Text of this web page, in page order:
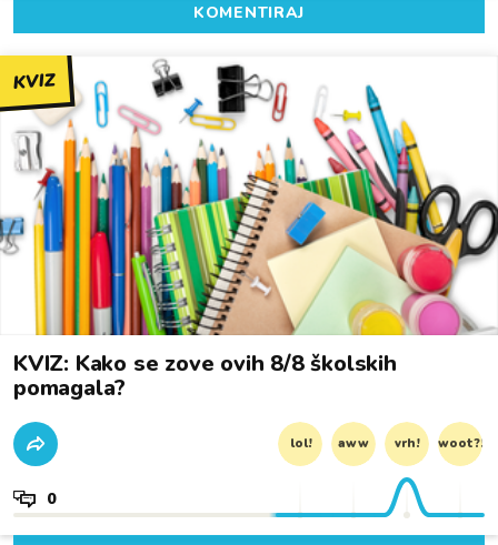
KOMENTIRAJ
KVIZ
KVIZ: Kako se zove ovih 8/8 školskih
pomagala?
lol! aww vrh! woot?!
0